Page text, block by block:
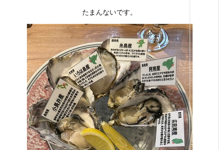
たまんないです。